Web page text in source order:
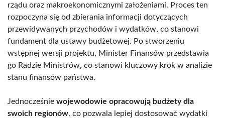
rządu oraz makroekonomicznymi założeniami. Proces ten
rozpoczyna się od zbierania informacji dotyczących
przewidywanych przychodów i wydatków, co stanowi
fundament dla ustawy budżetowej. Po stworzeniu
wstępnej wersji projektu, Minister Finansów przedstawia
go Radzie Ministrów, co stanowi kluczowy krok w analizie
stanu finansów państwa.
Jednocześnie wojewodowie opracowują budżety dla
swoich regionów, co pozwala lepiej dostosować wydatki